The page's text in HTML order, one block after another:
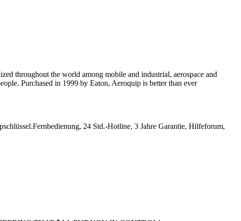
throughout the world among mobile and industrial, aerospace and
Purchased in 1999 by Eaton, Aeroquip is better than ever
24 Std.-Hotline, 3 Jahre Garantie, Hilfeforum,